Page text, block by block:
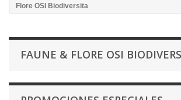
Flore OSI Biodiversita
FAUNE & FLORE OSI